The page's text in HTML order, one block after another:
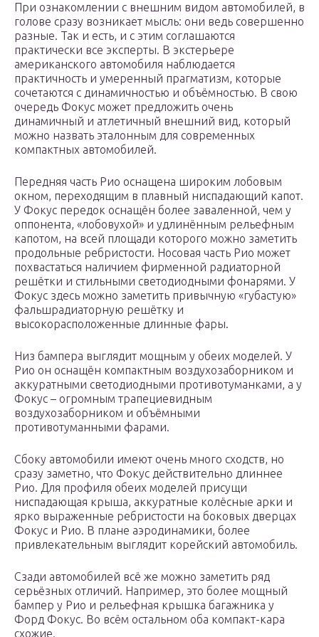
При ознакомлении с внешним видом автомобилей, в
голове сразу возникает мысль: они ведь совершенно
разные. Так и есть, и с этим соглашаются
практически все эксперты. В экстерьере
американского автомобиля наблюдается
практичность и умеренный прагматизм, которые
сочетаются с динамичностью и объёмностью. В свою
очередь Фокус может предложить очень
динамичный и атлетичный внешний вид, который
можно назвать эталонным для современных
компактных автомобилей.
Передняя часть Рио оснащена широким лобовым
окном, переходящим в плавный ниспадающий капот.
У Фокус передок оснащён более заваленной, чем у
оппонента, «лобовухой» и удлинённым рельефным
капотом, на всей площади которого можно заметить
продольные ребристости. Носовая часть Рио может
похвастаться наличием фирменной радиаторной
решётки и стильными светодиодными фонарями. У
Фокус здесь можно заметить привычную «губастую»
фальшрадиаторную решётку и
высокорасположенные длинные фары.
Низ бампера выглядит мощным у обеих моделей. У
Рио он оснащён компактным воздухозаборником и
аккуратными светодиодными противотуманками, а у
Фокус – огромным трапециевидным
воздухозаборником и объёмными
противотуманными фарами.
Сбоку автомобили имеют очень много сходств, но
сразу заметно, что Фокус действительно длиннее
Рио. Для профиля обеих моделей присущи
ниспадающая крыша, аккуратные колёсные арки и
ярко выраженные ребристости на боковых дверцах
Фокус и Рио. В плане аэродинамики, более
привлекательным выглядит корейский автомобиль.
Сзади автомобилей всё же можно заметить ряд
серьёзных отличий. Например, это более мощный
бампер у Рио и рельефная крышка багажника у
Форд Фокус. Во всём остальном оба компакт-кара
схожие.